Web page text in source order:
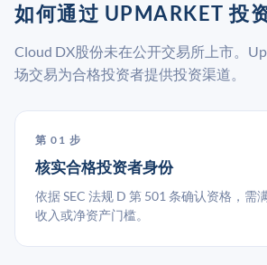
如何通过 UPMARKET 投
Cloud DX股份未在公开交易所上市。
场交易为合格投资者提供投资渠道。
第 01 步
核实合格投资者身份
依据 SEC 法规 D 第 501 条确认资格，需
收入或净资产门槛。